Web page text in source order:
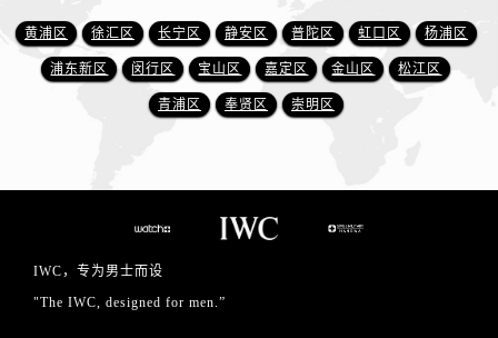
黄浦区 徐汇区 长宁区 静安区 普陀区 虹口区 杨浦区
浦东新区 闵行区 宝山区 嘉定区 金山区 松江区
青浦区 奉贤区 崇明区
IWC，专为男士而设
"The IWC, designed for men.”